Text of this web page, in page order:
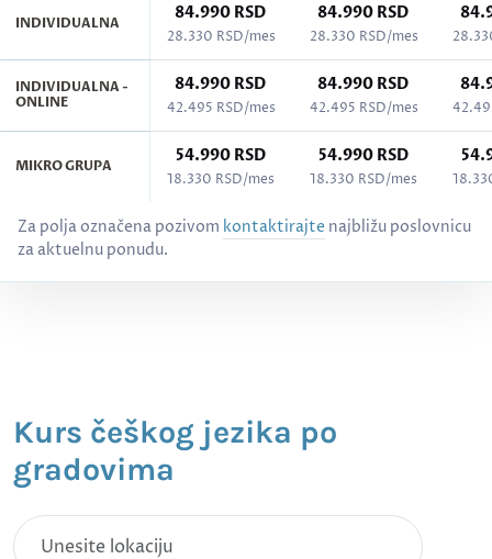
INDIVIDUALNA
84.990 RSD
28.330 RSD/mes
84.990 RSD
28.330 RSD/mes
INDIVIDUALNA -
ONLINE
84.990 RSD
42.495 RSD/mes
84.990 RSD
42.495 RSD/mes
MIKRO GRUPA
54.990 RSD
18.330 RSD/mes
54.990 RSD
18.330 RSD/mes
Za polja označena pozivom kontaktirajte najbližu poslovnicu
za aktuelnu ponudu.
Kurs češkog jezika po
gradovima